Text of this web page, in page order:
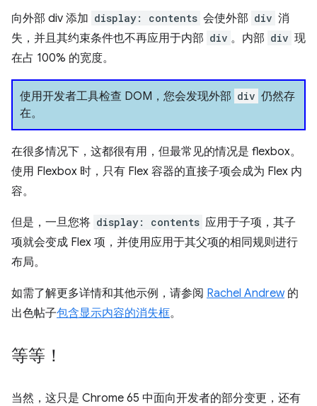
向外部 div 添加 display: contents 会使外部 div 消
失，并且其约束条件也不再应用于内部 div 。内部 div 现
在占 100% 的宽度。
使用开发者工具检查 DOM，您会发现外部 div 仍然存
在。
在很多情况下，这都很有用，但最常见的情况是 flexbox。
使用 Flexbox 时，只有 Flex 容器的直接子项会成为 Flex 内
容。
但是，一旦您将 display: contents 应用于子项，其子
项就会变成 Flex 项，并使用应用于其父项的相同规则进行
布局。
如需了解更多详情和其他示例，请参阅 Rachel Andrew的
出色帖子包含显示内容的消失框。
等等！
当然，这只是 Chrome 65 中面向开发者的部分变更，还有